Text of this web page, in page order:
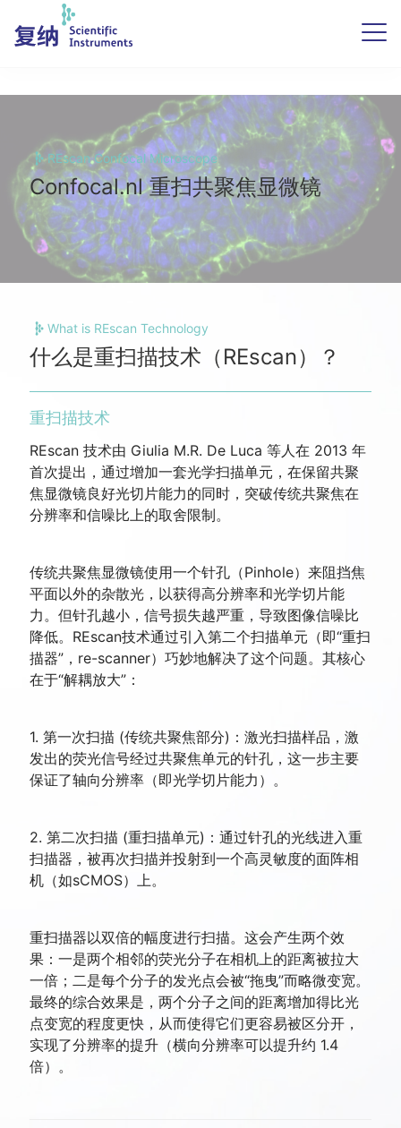
REscan Confocal Microscope
Confocal.nl 重扫共聚焦显微镜
What is REscan Technology
什么是重扫描技术（REscan）？
重扫描技术
REscan 技术由 Giulia M.R. De Luca 等人在 2013 年
首次提出，通过增加一套光学扫描单元，在保留共聚
焦显微镜良好光切片能力的同时，突破传统共聚焦在
分辨率和信噪比上的取舍限制。
传统共聚焦显微镜使用一个针孔（Pinhole）来阻挡焦
平面以外的杂散光，以获得高分辨率和光学切片能
力。但针孔越小，信号损失越严重，导致图像信噪比
降低。REscan技术通过引入第二个扫描单元（即“重扫
描器”，re-scanner）巧妙地解决了这个问题。其核心
在于“解耦放大”：
1. 第一次扫描 (传统共聚焦部分)：激光扫描样品，激
发出的荧光信号经过共聚焦单元的针孔，这一步主要
保证了轴向分辨率（即光学切片能力）。
2. 第二次扫描 (重扫描单元)：通过针孔的光线进入重
扫描器，被再次扫描并投射到一个高灵敏度的面阵相
机（如sCMOS）上。
重扫描器以双倍的幅度进行扫描。这会产生两个效
果：一是两个相邻的荧光分子在相机上的距离被拉大
一倍；二是每个分子的发光点会被“拖曳”而略微变宽。
最终的综合效果是，两个分子之间的距离增加得比光
点变宽的程度更快，从而使得它们更容易被区分开，
实现了分辨率的提升（横向分辨率可以提升约 1.4
倍）。